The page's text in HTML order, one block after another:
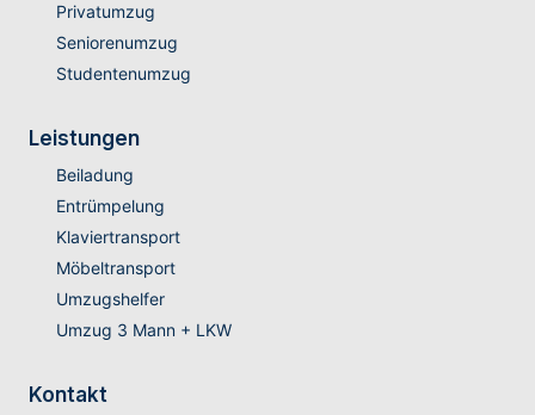
Privatumzug
Seniorenumzug
Studentenumzug
Leistungen
Beiladung
Entrümpelung
Klaviertransport
Möbeltransport
Umzugshelfer
Umzug 3 Mann + LKW
Kontakt